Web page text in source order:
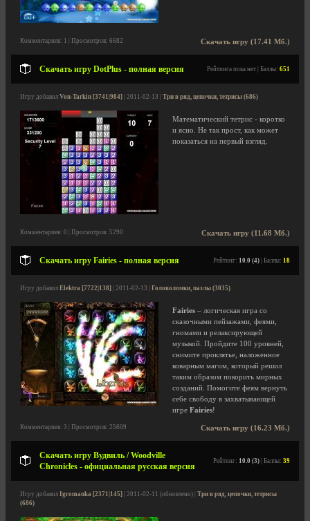
Скачать игру (17.41 Мб.)
Комментариев: 1 | Просмотров: 6682
Скачать игру DotPlus - полная версия Рейтинга пока нет | Баллы: 651
Игру добавил Von-Tarkin [3741|984] | 2011-02-13 | Три в ряд, цепочки, тетрисы (686)
Математический тетрис - коротко
и ясно. Не так прост, как может
показаться на первый взгляд.
Скачать игру (11.68 Мб.)
Комментариев: 0 | Просмотров: 5290
Скачать игру Fairies - полная версия Рейтинг: 10.0 (4) | Баллы: 18
Игру добавил Elektra [7722|138] | 2011-02-13 | Головоломки, пазлы (3035)
Fairies – логическая игра со
сказочными пейзажами, феями,
гномами и релаксирующей
музыкой. Пройдите 100 уровней,
снимите проклятье, наложенное
коварным магом, который решил
таким образом покорить мирных
созданий. Помогите феям вернуть
себе свободу в захватывающей
игре Fairies!
Скачать игру (16.23 Мб.)
Комментариев: 3 | Просмотров: 25609
Скачать игру Вудвиль / Woodville
Chronicles - официальная русская версия
Рейтинг: 10.0 (3) | Баллы: 39
Игру добавил Igromanka [2371|145] | 2011-02-11 (обновлено) | Три в ряд, цепочки, тетрисы
(686)